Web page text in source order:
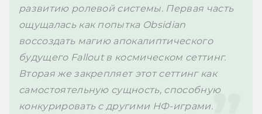
развитию ролевой системы. Первая часть
ощущалась как попытка Obsidian
воссоздать магию апокалиптического
будущего Fallout в космическом сеттинг.
Вторая же закрепляет этот сеттинг как
самостоятельную сущность, способную
конкурировать с другими НФ-играми.